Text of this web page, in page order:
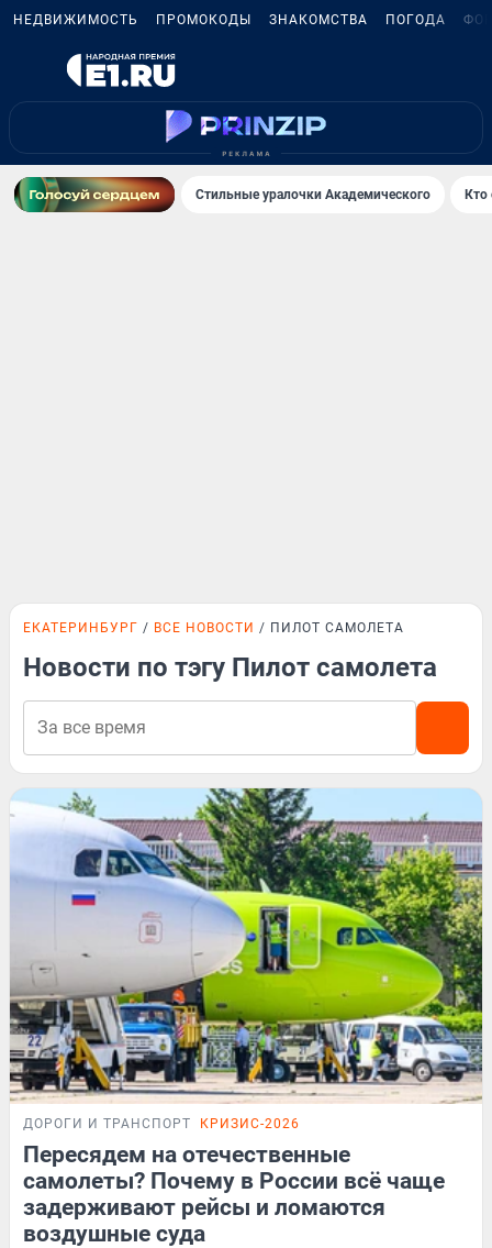
НЕДВИЖИМОСТЬ ПРОМОКОДЫ ЗНАКОМСТВА ПОГОДА
Стильные уралочки Академического Кто
ЕКАТЕРИНБУРГ ВСЕ НОВОСТИ ПИЛОТ САМОЛЕТА
Новости по тэгу Пилот самолета
ДОРОГИ И ТРАНСПОРТ КРИЗИС-2026
Пересядем на отечественные
самолеты? Почему в России всё чаще
задерживают рейсы и ломаются
воздушные суда